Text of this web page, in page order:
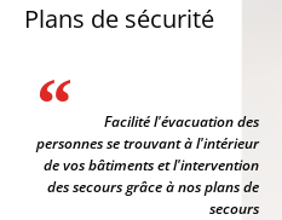
Plans de sécurité
Facilité l'évacuation des
personnes se trouvant à l'intérieur
de vos bâtiments et l'intervention
des secours grâce à nos plans de
secours